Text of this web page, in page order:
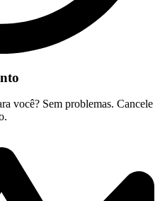
você? Sem problemas. Cancele